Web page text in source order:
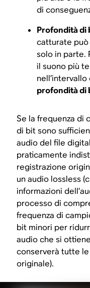
di
Profondità di
catturate
solo in parte.
il suono più
profondità di
Se la frequenza di
di bit sono
audio del file
praticamente
registrazione
un audio lossless
informazioni
processo di
frequenza di
bit minori per
audio che si
conserverà tutte le
originale).